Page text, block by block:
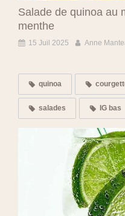
Salade de quinoa au
menthe
15 Juil 2025 Anne
quinoa
salades IG bas